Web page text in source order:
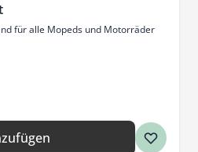
für alle Mopeds und Motorräder